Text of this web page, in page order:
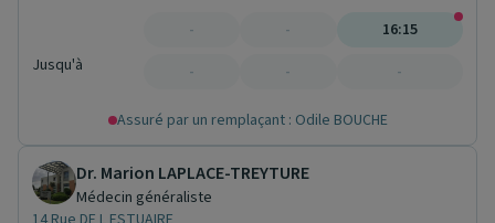
Jusqu'à
-
-
-
-
16:15
-
Assuré par un remplaçant : Odile BOUCHE
Dr. Marion LAPLACE-TREYTURE
Médecin généraliste